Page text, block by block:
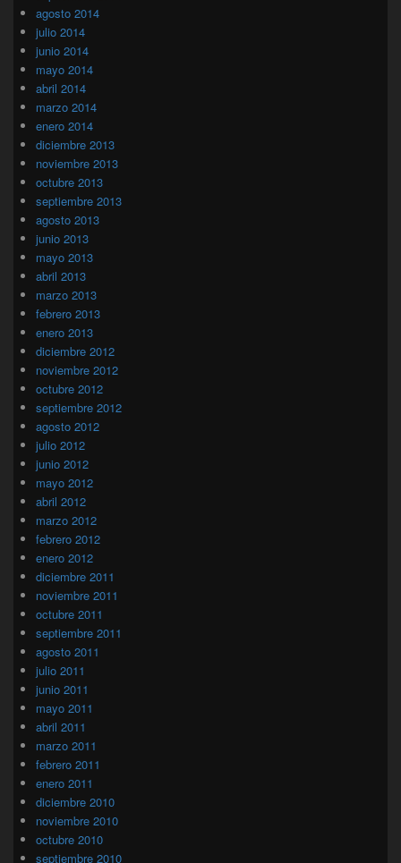
agosto 2014
julio 2014
junio 2014
mayo 2014
abril 2014
marzo 2014
enero 2014
diciembre 2013
noviembre 2013
octubre 2013
septiembre 2013
agosto 2013
junio 2013
mayo 2013
abril 2013
marzo 2013
febrero 2013
enero 2013
diciembre 2012
noviembre 2012
octubre 2012
septiembre 2012
agosto 2012
julio 2012
junio 2012
mayo 2012
abril 2012
marzo 2012
febrero 2012
enero 2012
diciembre 2011
noviembre 2011
octubre 2011
septiembre 2011
agosto 2011
julio 2011
junio 2011
mayo 2011
abril 2011
marzo 2011
febrero 2011
enero 2011
diciembre 2010
noviembre 2010
octubre 2010
septiembre 2010